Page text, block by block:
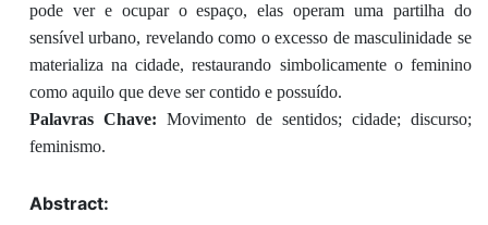
pode ver e ocupar o espaço, elas operam uma partilha do
sensível urbano, revelando como o excesso de masculinidade se
materializa na cidade, restaurando simbolicamente o feminino
como aquilo que deve ser contido e possuído.
Palavras Chave: Movimento de sentidos; cidade; discurso;
feminismo.
Abstract: